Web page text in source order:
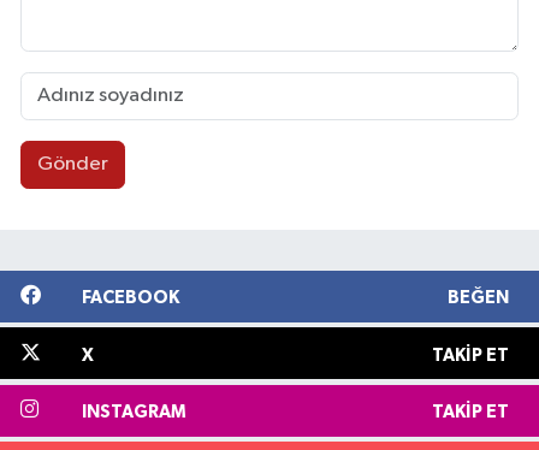
Gönder
FACEBOOK BEĞEN
X TAKIP ET
INSTAGRAM TAKIP ET